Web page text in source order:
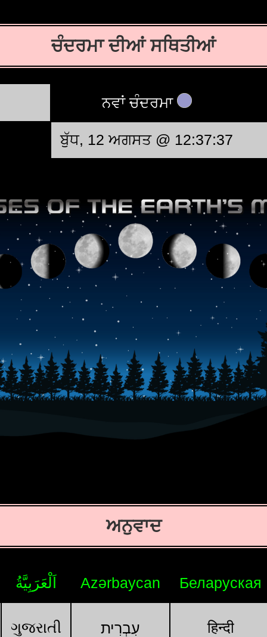
ਚੰਦਰਮਾ ਦੀਆਂ ਸਥਿਤੀਆਂ
ਨਵਾਂ ਚੰਦਰਮਾ
ਬੁੱਧ, 12 ਅਗਸਤ @ 12:37:37
ਅਨੁਵਾਦ
اَلْعَرَبِيَّةُ Azərbaycan Беларуская
ગુજરાતી עִבְרִית हिन्दी